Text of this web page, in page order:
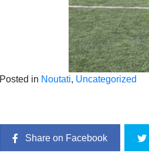
Posted in Noutati, Uncategorized
Share on Facebook